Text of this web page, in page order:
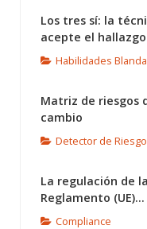
Los tres sí: la
acepte el
Habilidades
Matriz de riesgos
cambio
Detector de
La regulación de
Reglamento (UE)...
Compliance